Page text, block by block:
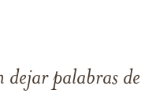
palabras de